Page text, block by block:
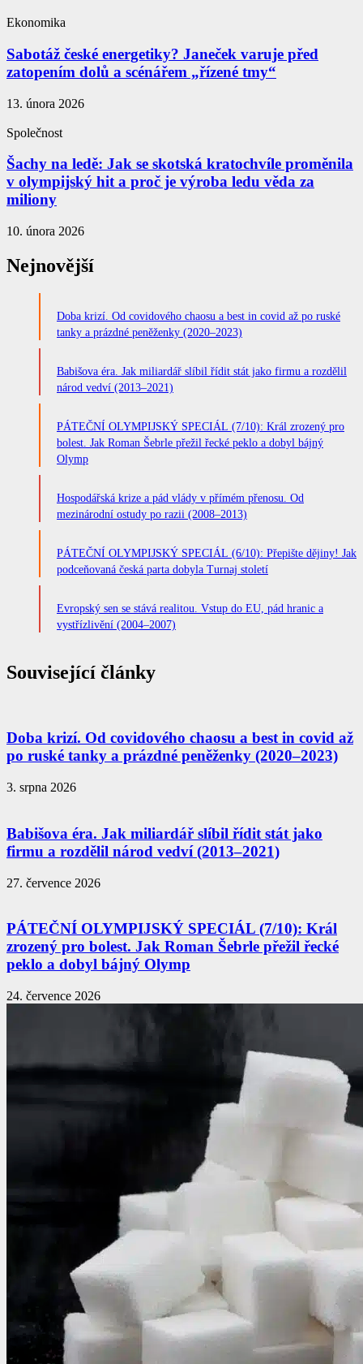
Ekonomika
Sabotáž české energetiky? Janeček varuje před
zatopením dolů a scénářem „řízené tmy“
13. února 2026
Společnost
Šachy na ledě: Jak se skotská kratochvíle proměnila
v olympijský hit a proč je výroba ledu věda za
miliony
10. února 2026
Nejnovější
Doba krizí. Od covidového chaosu a best in covid až po ruské
tanky a prázdné peněženky (2020–2023)
Babišova éra. Jak miliardář slíbil řídit stát jako firmu a rozdělil
národ vedví (2013–2021)
PÁTEČNÍ OLYMPIJSKÝ SPECIÁL (7/10): Král zrozený pro
bolest. Jak Roman Šebrle přežil řecké peklo a dobyl bájný
Olymp
Hospodářská krize a pád vlády v přímém přenosu. Od
mezinárodní ostudy po razii (2008–2013)
PÁTEČNÍ OLYMPIJSKÝ SPECIÁL (6/10): Přepište dějiny! Jak
podceňovaná česká parta dobyla Turnaj století
Evropský sen se stává realitou. Vstup do EU, pád hranic a
vystřízlivění (2004–2007)
Související články
Doba krizí. Od covidového chaosu a best in covid až
po ruské tanky a prázdné peněženky (2020–2023)
3. srpna 2026
Babišova éra. Jak miliardář slíbil řídit stát jako
firmu a rozdělil národ vedví (2013–2021)
27. července 2026
PÁTEČNÍ OLYMPIJSKÝ SPECIÁL (7/10): Král
zrozený pro bolest. Jak Roman Šebrle přežil řecké
peklo a dobyl bájný Olymp
24. července 2026